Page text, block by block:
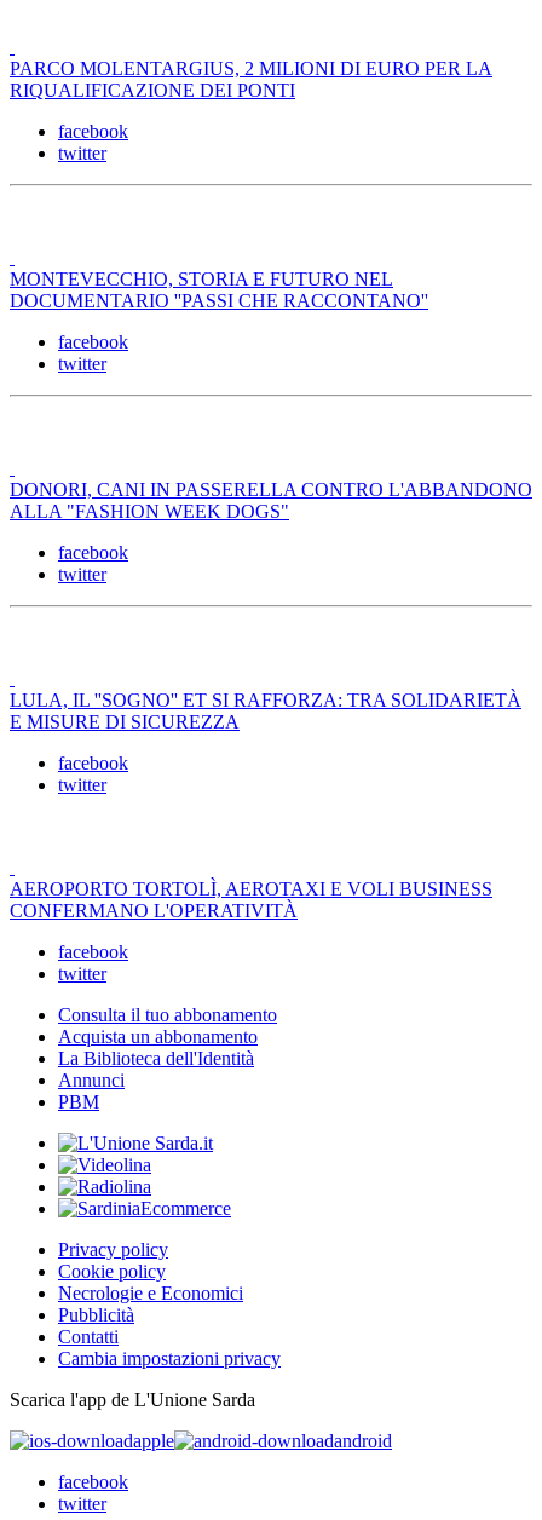
PARCO MOLENTARGIUS, 2 MILIONI DI EURO PER LA
RIQUALIFICAZIONE DEI PONTI
facebook
twitter
MONTEVECCHIO, STORIA E FUTURO NEL
DOCUMENTARIO ''PASSI CHE RACCONTANO''
facebook
twitter
DONORI, CANI IN PASSERELLA CONTRO L'ABBANDONO
ALLA "FASHION WEEK DOGS"
facebook
twitter
LULA, IL ''SOGNO'' ET SI RAFFORZA: TRA SOLIDARIETÀ
E MISURE DI SICUREZZA
facebook
twitter
AEROPORTO TORTOLÌ, AEROTAXI E VOLI BUSINESS
CONFERMANO L'OPERATIVITÀ
facebook
twitter
Consulta il tuo abbonamento
Acquista un abbonamento
La Biblioteca dell'Identità
Annunci
PBM
Privacy policy
Cookie policy
Necrologie e Economici
Pubblicità
Contatti
Cambia impostazioni privacy
Scarica l'app de L'Unione Sarda
apple
android
facebook
twitter